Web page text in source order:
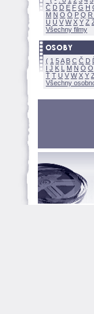
Č D Ď E F G H
M N O Ó P Q R
U Ú V W X Y Z
Všechny filmy
( 1 5A B C Č D
I J K L M N Ó O
Ť T U V W X Y Z
Všechny